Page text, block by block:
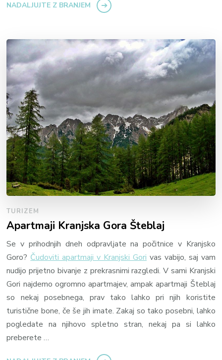
NADALJUJTE Z BRANJEM
TURIZEM
Apartmaji Kranjska Gora Šteblaj
Se v prihodnjih dneh odpravljate na počitnice v Kranjsko
Goro? Čudoviti apartmaji v Kranjski Gori vas vabijo, saj vam
nudijo prijetno bivanje z prekrasnimi razgledi. V sami Kranjski
Gori najdemo ogromno apartmajev, ampak apartmaji Šteblaj
so nekaj posebnega, prav tako lahko pri njih koristite
turistične bone, če še jih imate. Zakaj so tako posebni, lahko
pogledate na njihovo spletno stran, nekaj pa si lahko
preberete …